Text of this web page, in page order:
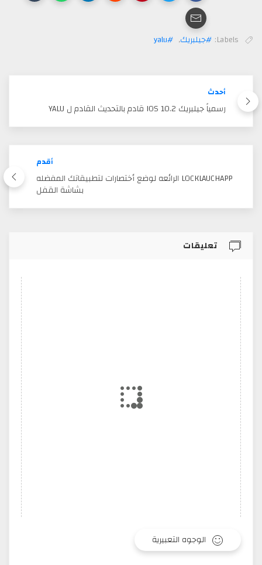
Labels: #جيلبريك,
#yalu
رسمياً جيلبريك IOS 10.2 قادم بالتحديث القادم ل YALU
LOCKLAUCHAPP الرائعه لوضع أختصارات لتطبيقاتك المفضله
بشاشة القفل
تعليقات
الوجوه التعبيرية